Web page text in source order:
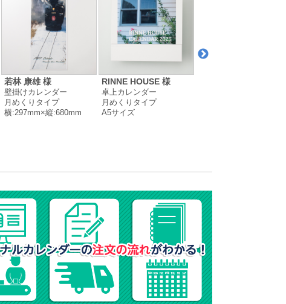
若林 康雄 様
壁掛けカレンダー
月めくりタイプ
横:297mm×縦:680mm
RINNE HOUSE 様
卓上カレンダー
月めくりタイプ
A5サイズ